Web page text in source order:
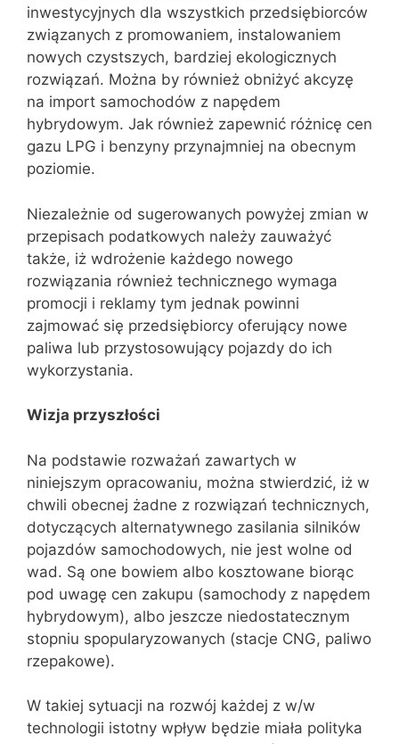
inwestycyjnych dla wszystkich przedsiębiorców
związanych z promowaniem, instalowaniem
nowych czystszych, bardziej ekologicznych
rozwiązań. Można by również obniżyć akcyzę
na import samochodów z napędem
hybrydowym. Jak również zapewnić różnicę cen
gazu LPG i benzyny przynajmniej na obecnym
poziomie.
Niezależnie od sugerowanych powyżej zmian w
przepisach podatkowych należy zauważyć
także, iż wdrożenie każdego nowego
rozwiązania również technicznego wymaga
promocji i reklamy tym jednak powinni
zajmować się przedsiębiorcy oferujący nowe
paliwa lub przystosowujący pojazdy do ich
wykorzystania.
Wizja przyszłości
Na podstawie rozważań zawartych w
niniejszym opracowaniu, można stwierdzić, iż w
chwili obecnej żadne z rozwiązań technicznych,
dotyczących alternatywnego zasilania silników
pojazdów samochodowych, nie jest wolne od
wad. Są one bowiem albo kosztowane biorąc
pod uwagę cen zakupu (samochody z napędem
hybrydowym), albo jeszcze niedostatecznym
stopniu spopularyzowanych (stacje CNG, paliwo
rzepakowe).
W takiej sytuacji na rozwój każdej z w/w
technologii istotny wpływ będzie miała polityka